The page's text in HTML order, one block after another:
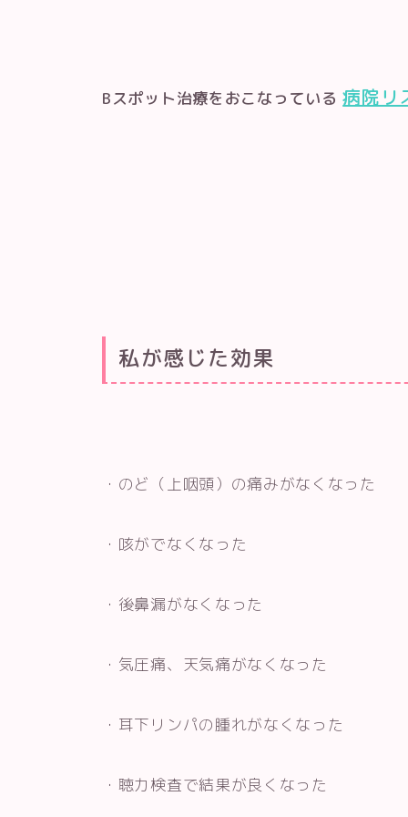
Bスポット治療をおこなっている病院リ
私が感じた効果
・のど（上咽頭）の痛みがなくなった
・咳がでなくなった
・後鼻漏がなくなった
・気圧痛、天気痛がなくなった
・耳下リンパの腫れがなくなった
・聴力検査で結果が良くなった